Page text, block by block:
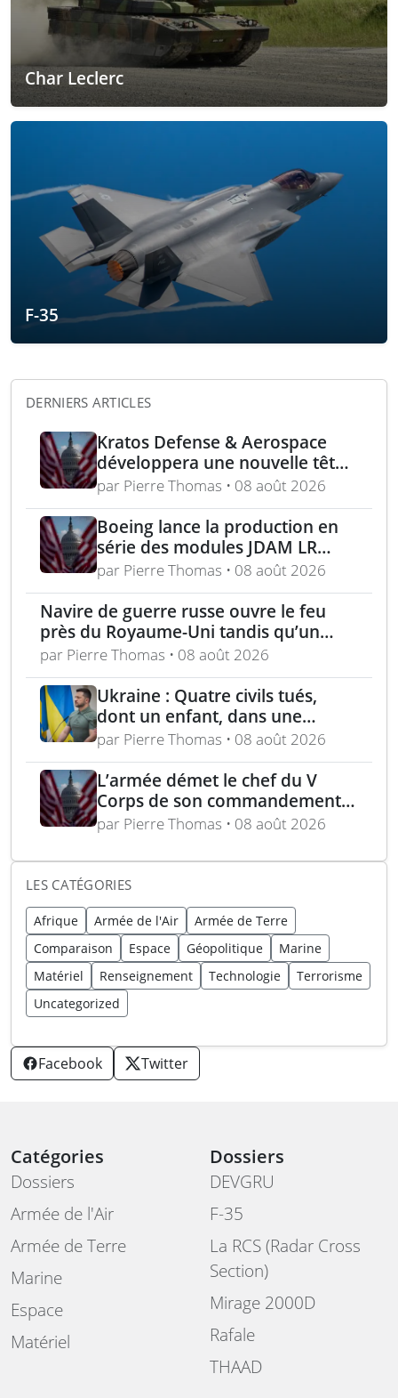
Char Leclerc
F-35
DERNIERS ARTICLES
Kratos Defense & Aerospace
développera une nouvelle tête
chercheuse pour les missiles
FGM-148 Javelin
par Pierre Thomas • 08 août 2026
Boeing lance la production en
série des modules JDAM LR
pour frappes de précision
longue portée
par Pierre Thomas • 08 août 2026
Navire de guerre russe ouvre le feu
près du Royaume-Uni tandis qu’un
bateau britannique se rapproche
par Pierre Thomas • 08 août 2026
Ukraine : Quatre civils tués,
dont un enfant, dans une
attaque russe par missile
balistique sur Kiev – Deux
raffineries russes visées par
l’Ukraine
par Pierre Thomas • 08 août 2026
L’armée démet le chef du V
Corps de son commandement
en Europe
par Pierre Thomas • 08 août 2026
LES CATÉGORIES
Afrique Armée de l'Air
Armée de Terre
Comparaison
Espace Géopolitique
Marine
Matériel
Renseignement Technologie
Terrorisme
Uncategorized
Facebook Twitter
Catégories
Dossiers
Armée de l'Air
Armée de Terre
Marine
Espace
Matériel
Dossiers
DEVGRU
F-35
La RCS (Radar Cross
Section)
Mirage 2000D
Rafale
THAAD